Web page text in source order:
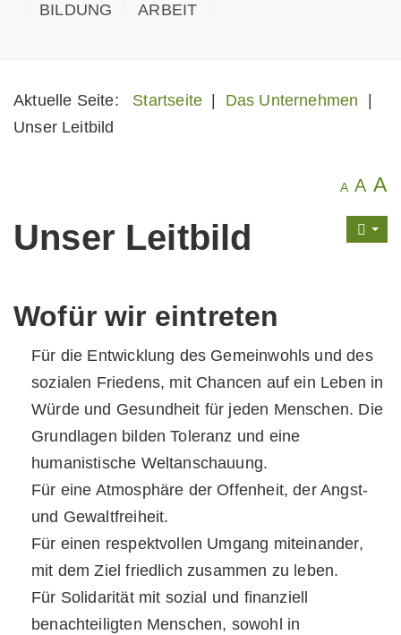
BILDUNG ARBEIT
Aktuelle Seite: Startseite Das Unternehmen
Unser Leitbild
A A A
Unser Leitbild
Wofür wir eintreten
Für die Entwicklung des Gemeinwohls und des
sozialen Friedens, mit Chancen auf ein Leben in
Würde und Gesundheit für jeden Menschen. Die
Grundlagen bilden Toleranz und eine
humanistische Weltanschauung.
Für eine Atmosphäre der Offenheit, der Angst-
und Gewaltfreiheit.
Für einen respektvollen Umgang miteinander,
mit dem Ziel friedlich zusammen zu leben.
Für Solidarität mit sozial und finanziell
benachteiligten Menschen, sowohl in